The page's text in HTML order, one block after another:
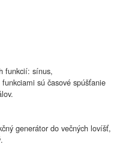
funkcií: sínus,
sú časové spúšťanie
generátor do večných lovíšť,